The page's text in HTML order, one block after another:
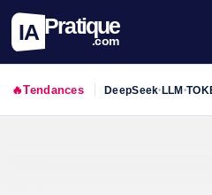
IA Pratique
.com
🔥Tendances DeepSeek•LLM•